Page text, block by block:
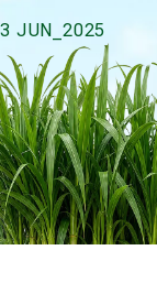
JUN_2025